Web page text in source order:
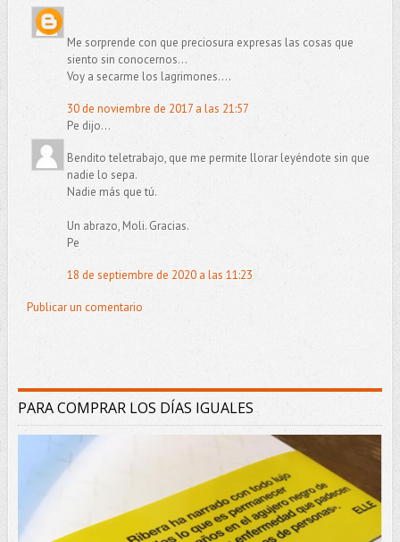
Me sorprende con que preciosura expresas las cosas que
siento sin conocernos...
Voy a secarme los lagrimones....
30 de noviembre de 2017 a las 21:57
Pe dijo...
Bendito teletrabajo, que me permite llorar leyéndote sin que
nadie lo sepa.
Nadie más que tú.
Un abrazo, Moli. Gracias.
Pe
18 de septiembre de 2020 a las 11:23
Publicar un comentario
PARA COMPRAR LOS DÍAS IGUALES